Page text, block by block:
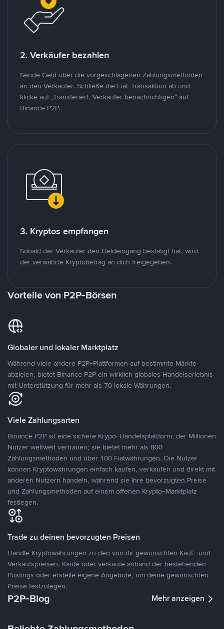
2. Verkäufer bezahlen
Sende Geld über die vorgeschlagenen Zahlungsmethoden
an den Verkäufer. Schließe die Fiat-Transaktion ab und
klicke auf „Transferiert, Verkäufer benachrichtigen“ auf
Binance P2P.
3. Kryptos empfangen
Sobald der Verkäufer den Geldeingang bestätigt hat, wird
der verwahrte Kryptobetrag an dich freigegeben.
Vorteile von P2P-Börsen
Globaler und lokaler Marktplatz
Während viele andere P2P-Plattformen auf bestimmte Märkte
abzielen, bietet Binance P2P ein wirklich globales Handelserlebnis
mit Unterstützung für mehr als 70 lokale Währungen.
Viele Zahlungsarten
Binance P2P ist eine sichere Krypo-Handelsplattform, der Millionen
Nutzer weltweit vertrauen; sie bietet mehr als 800
Zahlungsmethoden und über 100 Fiatwährungen. Die Nutzer
können Kryptowährungen einfach kaufen, verkaufen und direkt mit
anderen Nutzern handeln, während sie ihre bevorzugten Preise
und Zahlungsmethoden auf einem offenen Krypto-Marktplatz
festlegen.
Trade zu deinen bevorzugten Preisen
Handle Kryptowährungen zu den von dir gewünschten Kauf- und
Verkaufspreisen. Kaufe oder verkaufe anhand der bestehenden
Postings oder erstelle eigene Angebote, um deine gewünschten
Preise festzulegen.
P2P-Blog Mehr anzeigen